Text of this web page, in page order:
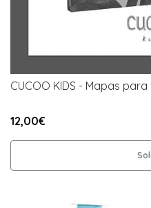
CUCOO KIDS - Mapas
12,00€